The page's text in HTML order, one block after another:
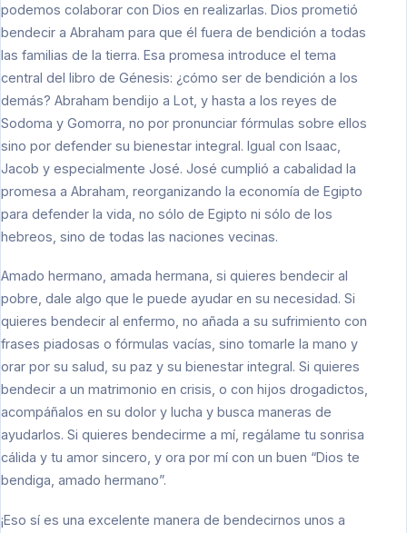
podemos colaborar con Dios en realizarlas. Dios prometió
bendecir a Abraham para que él fuera de bendición a todas
las familias de la tierra. Esa promesa introduce el tema
central del libro de Génesis: ¿cómo ser de bendición a los
demás? Abraham bendijo a Lot, y hasta a los reyes de
Sodoma y Gomorra, no por pronunciar fórmulas sobre ellos
sino por defender su bienestar integral. Igual con Isaac,
Jacob y especialmente José. José cumplió a cabalidad la
promesa a Abraham, reorganizando la economía de Egipto
para defender la vida, no sólo de Egipto ni sólo de los
hebreos, sino de todas las naciones vecinas.
Amado hermano, amada hermana, si quieres bendecir al
pobre, dale algo que le puede ayudar en su necesidad. Si
quieres bendecir al enfermo, no añada a su sufrimiento con
frases piadosas o fórmulas vacías, sino tomarle la mano y
orar por su salud, su paz y su bienestar integral. Si quieres
bendecir a un matrimonio en crisis, o con hijos drogadictos,
acompáñalos en su dolor y lucha y busca maneras de
ayudarlos. Si quieres bendecirme a mí, regálame tu sonrisa
cálida y tu amor sincero, y ora por mí con un buen “Dios te
bendiga, amado hermano”.
¡Eso sí es una excelente manera de bendecirnos unos a